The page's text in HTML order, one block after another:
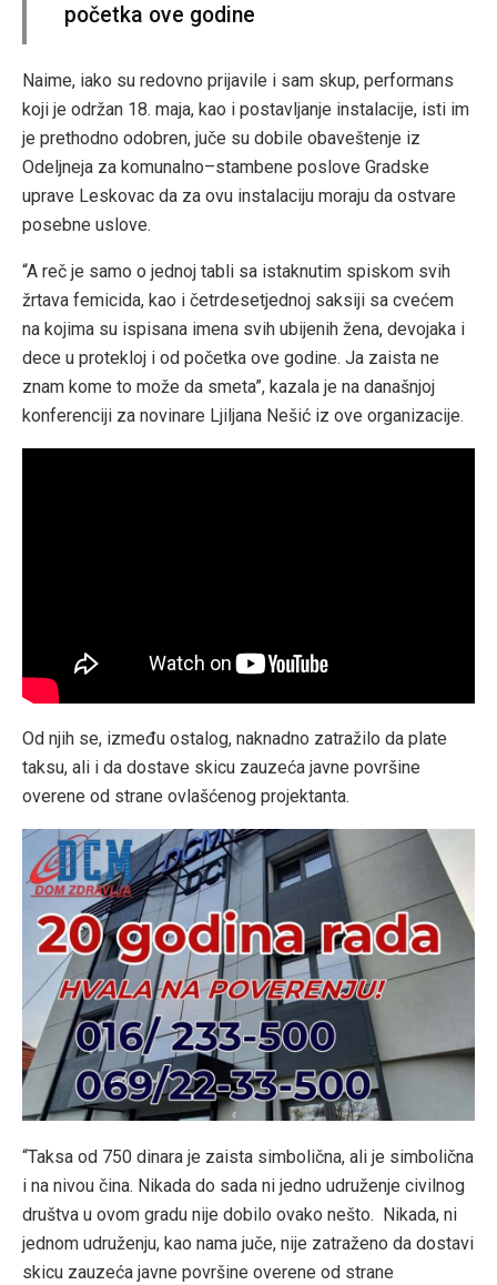
početka ove godine
Naime, iako su redovno prijavile i sam skup, performans
koji je održan 18. maja, kao i postavljanje instalacije, isti im
je prethodno odobren, juče su dobile obaveštenje iz
Odeljneja za komunalno–stambene poslove Gradske
uprave Leskovac da za ovu instalaciju moraju da ostvare
posebne uslove.
“A reč je samo o jednoj tabli sa istaknutim spiskom svih
žrtava femicida, kao i četrdesetjednoj saksiji sa cvećem
na kojima su ispisana imena svih ubijenih žena, devojaka i
dece u protekloj i od početka ove godine. Ja zaista ne
znam kome to može da smeta”, kazala je na današnjoj
konferenciji za novinare Ljiljana Nešić iz ove organizacije.
Od njih se, između ostalog, naknadno zatražilo da plate
taksu, ali i da dostave skicu zauzeća javne površine
overene od strane ovlašćenog projektanta.
“Taksa od 750 dinara je zaista simbolična, ali je simbolična
i na nivou čina. Nikada do sada ni jedno udruženje civilnog
društva u ovom gradu nije dobilo ovako nešto. Nikada, ni
jednom udruženju, kao nama juče, nije zatraženo da dostavi
skicu zauzeća javne površine overene od strane